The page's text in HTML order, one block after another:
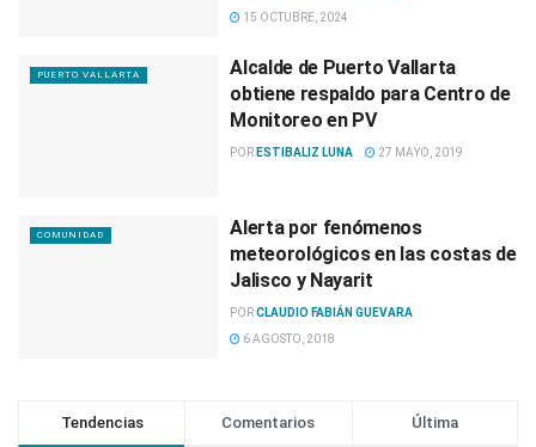
15 OCTUBRE, 2024
PUERTO VALLARTA
Alcalde de Puerto Vallarta
obtiene respaldo para Centro de
Monitoreo en PV
POR ESTIBALIZ LUNA 27 MAYO, 2019
COMUNIDAD
Alerta por fenómenos
meteorológicos en las costas de
Jalisco y Nayarit
PORCLAUDIO FABIÁN GUEVARA
6 AGOSTO, 2018
Tendencias Comentarios Última